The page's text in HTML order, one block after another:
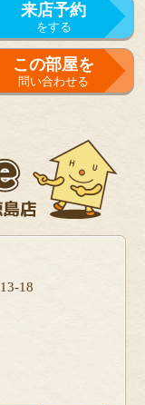
来店予約
をする
この部屋を
問い合わせる
18